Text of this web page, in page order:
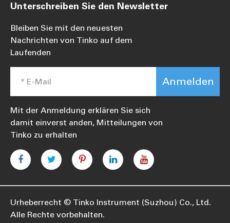
Unterschreiben Sie den Newsletter
Bleiben Sie mit den neuesten
Nachrichten von Tinko auf dem
Laufenden
Anmelden
Mit der Anmeldung erklären Sie sich
damit einverst anden, Mitteilungen von
Tinko zu erhalten
Urheberrecht © Tinko Instrument (Suzhou) Co., Ltd.
Alle Rechte vorbehalten.